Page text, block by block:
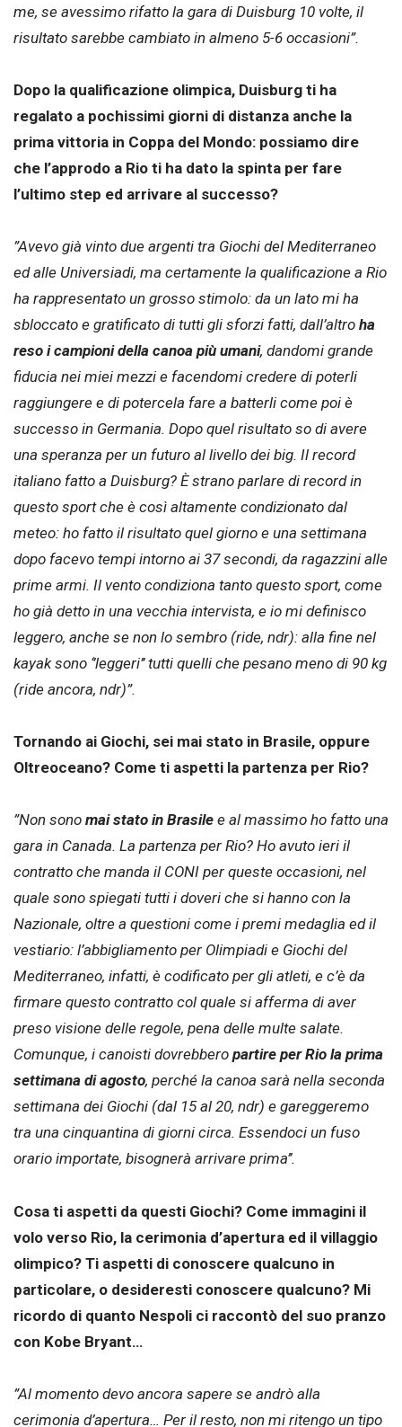
me, se avessimo rifatto la gara di Duisburg 10 volte, il
risultato sarebbe cambiato in almeno 5-6 occasioni”.
Dopo la qualificazione olimpica, Duisburg ti ha
regalato a pochissimi giorni di distanza anche la
prima vittoria in Coppa del Mondo: possiamo dire
che l’approdo a Rio ti ha dato la spinta per fare
l’ultimo step ed arrivare al successo?
”Avevo già vinto due argenti tra Giochi del Mediterraneo
ed alle Universiadi, ma certamente la qualificazione a Rio
ha rappresentato un grosso stimolo: da un lato mi ha
sbloccato e gratificato di tutti gli sforzi fatti, dall’altro ha
reso i campioni della canoa più umani, dandomi grande
fiducia nei miei mezzi e facendomi credere di poterli
raggiungere e di potercela fare a batterli come poi è
successo in Germania. Dopo quel risultato so di avere
una speranza per un futuro al livello dei big. Il record
italiano fatto a Duisburg? È strano parlare di record in
questo sport che è così altamente condizionato dal
meteo: ho fatto il risultato quel giorno e una settimana
dopo facevo tempi intorno ai 37 secondi, da ragazzini alle
prime armi. Il vento condiziona tanto questo sport, come
ho già detto in una vecchia intervista, e io mi definisco
leggero, anche se non lo sembro (ride, ndr): alla fine nel
kayak sono ‘’leggeri’’ tutti quelli che pesano meno di 90 kg
(ride ancora, ndr)”.
Tornando ai Giochi, sei mai stato in Brasile, oppure
Oltreoceano? Come ti aspetti la partenza per Rio?
”Non sono mai stato in Brasile e al massimo ho fatto una
gara in Canada. La partenza per Rio? Ho avuto ieri il
contratto che manda il CONI per queste occasioni, nel
quale sono spiegati tutti i doveri che si hanno con la
Nazionale, oltre a questioni come i premi medaglia ed il
vestiario: l’abbigliamento per Olimpiadi e Giochi del
Mediterraneo, infatti, è codificato per gli atleti, e c’è da
firmare questo contratto col quale si afferma di aver
preso visione delle regole, pena delle multe salate.
Comunque, i canoisti dovrebbero partire per Rio la prima
settimana di agosto, perché la canoa sarà nella seconda
settimana dei Giochi (dal 15 al 20, ndr) e gareggeremo
tra una cinquantina di giorni circa. Essendoci un fuso
orario importate, bisognerà arrivare prima’’.
Cosa ti aspetti da questi Giochi? Come immagini il
volo verso Rio, la cerimonia d’apertura ed il villaggio
olimpico? Ti aspetti di conoscere qualcuno in
particolare, o desideresti conoscere qualcuno? Mi
ricordo di quanto Nespoli ci raccontò del suo pranzo
con Kobe Bryant…
”Al momento devo ancora sapere se andrò alla
cerimonia d’apertura… Per il resto, non mi ritengo un tipo